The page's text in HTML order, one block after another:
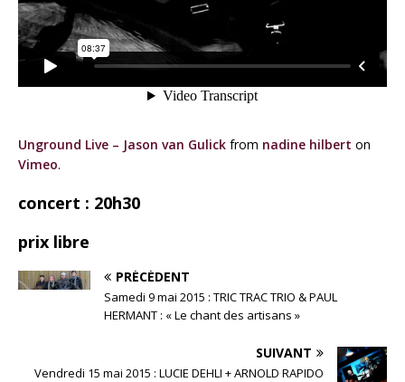
Unground Live – Jason van Gulick from nadine hilbert on
Vimeo.
concert : 20h30
prix libre
PRÉCÉDENT
Samedi 9 mai 2015 : TRIC TRAC TRIO & PAUL
HERMANT : « Le chant des artisans »
SUIVANT
Vendredi 15 mai 2015 : LUCIE DEHLI + ARNOLD RAPIDO